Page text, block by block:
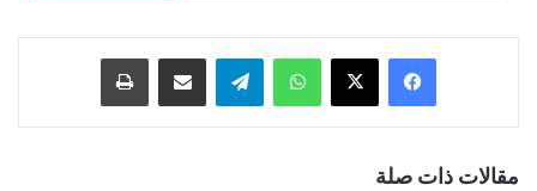
فيسبوك ‫X واتساب تيلقرام مشاركة عبر البريد طباعة
مقالات ذات صلة